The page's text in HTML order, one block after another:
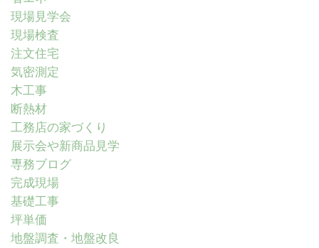
現場見学会
現場検査
注文住宅
気密測定
木工事
断熱材
工務店の家づくり
展示会や新商品見学
専務ブログ
完成現場
基礎工事
坪単価
地盤調査・地盤改良